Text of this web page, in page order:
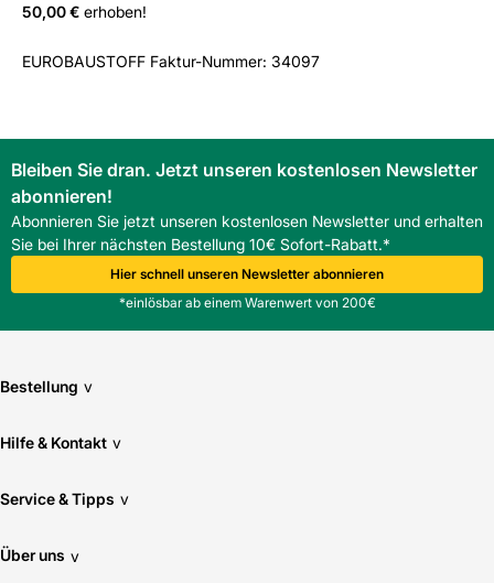
50,00 € erhoben!
EUROBAUSTOFF Faktur-Nummer: 34097
Bleiben Sie dran. Jetzt unseren kostenlosen Newsletter
abonnieren!
Abonnieren Sie jetzt unseren kostenlosen Newsletter und erhalten
Sie bei Ihrer nächsten Bestellung 10€ Sofort-Rabatt.*
Hier schnell unseren Newsletter abonnieren
*einlösbar ab einem Warenwert von 200€
Bestellung v
Hilfe & Kontakt v
Service & Tipps v
Über uns v